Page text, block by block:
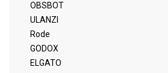
OBSBOT
ULANZI
Rode
GODOX
ELGATO